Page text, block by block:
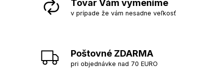
Tovar Vám vymeníme
v prípade že vám nesadne veľkosť
Poštovné ZDARMA
pri objednávke nad 70 EURO